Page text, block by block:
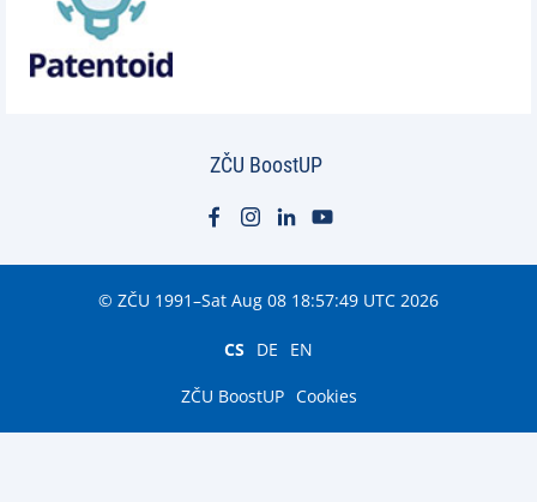
ZČU BoostUP
© ZČU 1991–Sat Aug 08 18:57:49 UTC 2026
CS DE EN
ZČU BoostUP Cookies